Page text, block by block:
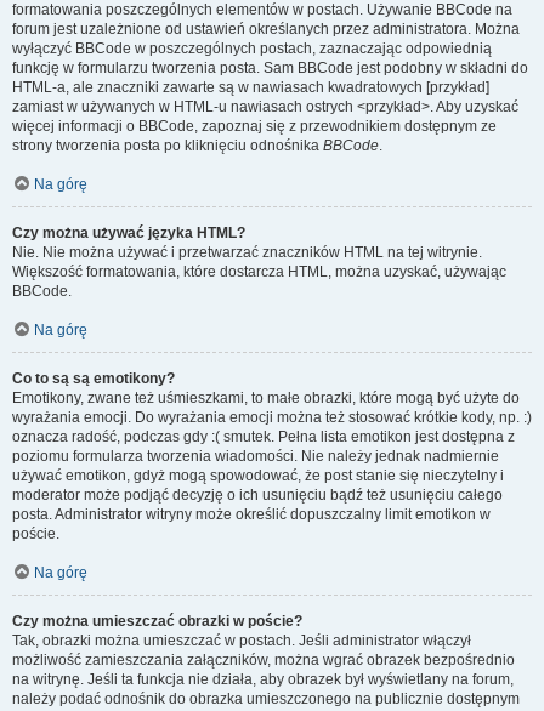
formatowania poszczególnych elementów w postach. Używanie BBCode na
forum jest uzależnione od ustawień określanych przez administratora. Można
wyłączyć BBCode w poszczególnych postach, zaznaczając odpowiednią
funkcję w formularzu tworzenia posta. Sam BBCode jest podobny w składni do
HTML-a, ale znaczniki zawarte są w nawiasach kwadratowych [przykład]
zamiast w używanych w HTML-u nawiasach ostrych <przykład>. Aby uzyskać
więcej informacji o BBCode, zapoznaj się z przewodnikiem dostępnym ze
strony tworzenia posta po kliknięciu odnośnika BBCode.
Na górę
Czy można używać języka HTML?
Nie. Nie można używać i przetwarzać znaczników HTML na tej witrynie.
Większość formatowania, które dostarcza HTML, można uzyskać, używając
BBCode.
Na górę
Co to są są emotikony?
Emotikony, zwane też uśmieszkami, to małe obrazki, które mogą być użyte do
wyrażania emocji. Do wyrażania emocji można też stosować krótkie kody, np. :)
oznacza radość, podczas gdy :( smutek. Pełna lista emotikon jest dostępna z
poziomu formularza tworzenia wiadomości. Nie należy jednak nadmiernie
używać emotikon, gdyż mogą spowodować, że post stanie się nieczytelny i
moderator może podjąć decyzję o ich usunięciu bądź też usunięciu całego
posta. Administrator witryny może określić dopuszczalny limit emotikon w
poście.
Na górę
Czy można umieszczać obrazki w poście?
Tak, obrazki można umieszczać w postach. Jeśli administrator włączył
możliwość zamieszczania załączników, można wgrać obrazek bezpośrednio
na witrynę. Jeśli ta funkcja nie działa, aby obrazek był wyświetlany na forum,
należy podać odnośnik do obrazka umieszczonego na publicznie dostępnym